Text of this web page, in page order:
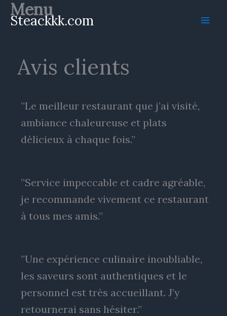
Aller
Steackkk.com
Menu
Avis clients
”Le meilleur restaurant que j’ai visité,
ambiance chaleureuse et plats
délicieux à chaque fois.”
”Service impeccable et cadre agréable,
je recommande vivement ce restaurant
à tous mes amis.”
”Une expérience culinaire inoubliable,
les saveurs sont authentiques et le
personnel est très accueillant. J’y
retournerai sans hésiter.”